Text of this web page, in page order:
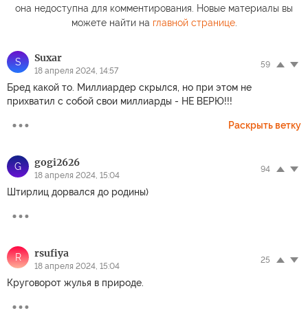
она недоступна для комментирования. Новые материалы вы
можете найти на главной странице.
S Suxar
18 апреля 2024, 14:57
59
Бред какой то. Миллиардер скрылся, но при этом не
прихватил с собой свои миллиарды - НЕ ВЕРЮ!!!
Раскрыть ветку
G gogi2626
18 апреля 2024, 15:04
94
Штирлиц дорвался до родины)
R rsufiya
18 апреля 2024, 15:04
25
Круговорот жулья в природе.